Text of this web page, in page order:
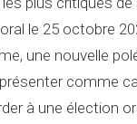
le 25 octobre
une nouvelle
comme
à une élection